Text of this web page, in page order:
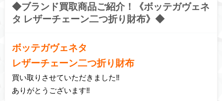
◆ブランド買取商品ご紹介！《ボッテガヴェネ
タ レザーチェーン二つ折り財布》◆
ボッテガヴェネタ
レザーチェーン二つ折り財布
買い取りさせていただきました‼
ありがとうございます‼